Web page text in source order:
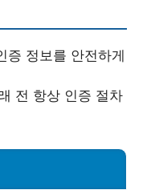
증 정보를 안전하게
전 항상 인증 절차